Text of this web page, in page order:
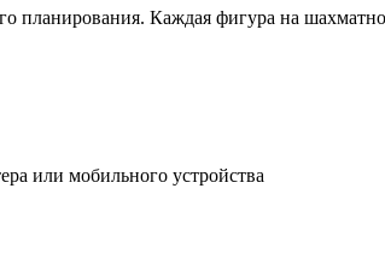
планирования. Каждая фигура на
или мобильного устройства